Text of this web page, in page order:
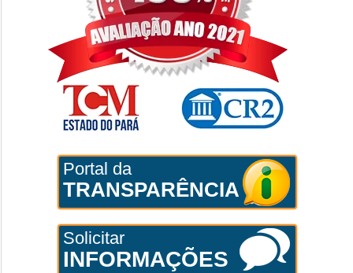
Portal da
TRANSPARÊNCIA
Solicitar
INFORMAÇÕES